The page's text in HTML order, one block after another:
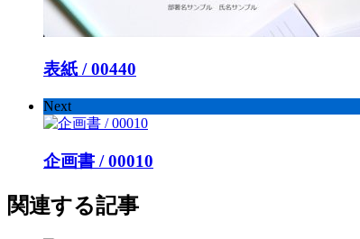
表紙 / 00440
Next
企画書 / 00010
関連する記事